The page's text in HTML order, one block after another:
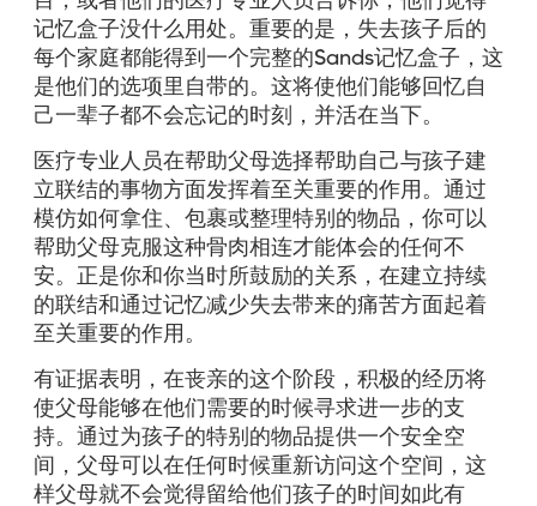
记忆盒子没什么用处。重要的是，失去孩子后的
每个家庭都能得到一个完整的Sands记忆盒子，这
是他们的选项里自带的。这将使他们能够回忆自
己一辈子都不会忘记的时刻，并活在当下。
医疗专业人员在帮助父母选择帮助自己与孩子建
立联结的事物方面发挥着至关重要的作用。通过
模仿如何拿住、包裹或整理特别的物品，你可以
帮助父母克服这种骨肉相连才能体会的任何不
安。正是你和你当时所鼓励的关系，在建立持续
的联结和通过记忆减少失去带来的痛苦方面起着
至关重要的作用。
有证据表明，在丧亲的这个阶段，积极的经历将
使父母能够在他们需要的时候寻求进一步的支
持。通过为孩子的特别的物品提供一个安全空
间，父母可以在任何时候重新访问这个空间，这
样父母就不会觉得留给他们孩子的时间如此有